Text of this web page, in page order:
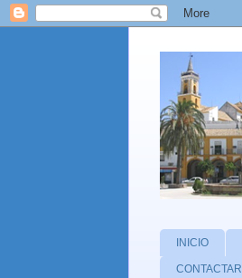
INICIO
CONTACTAR